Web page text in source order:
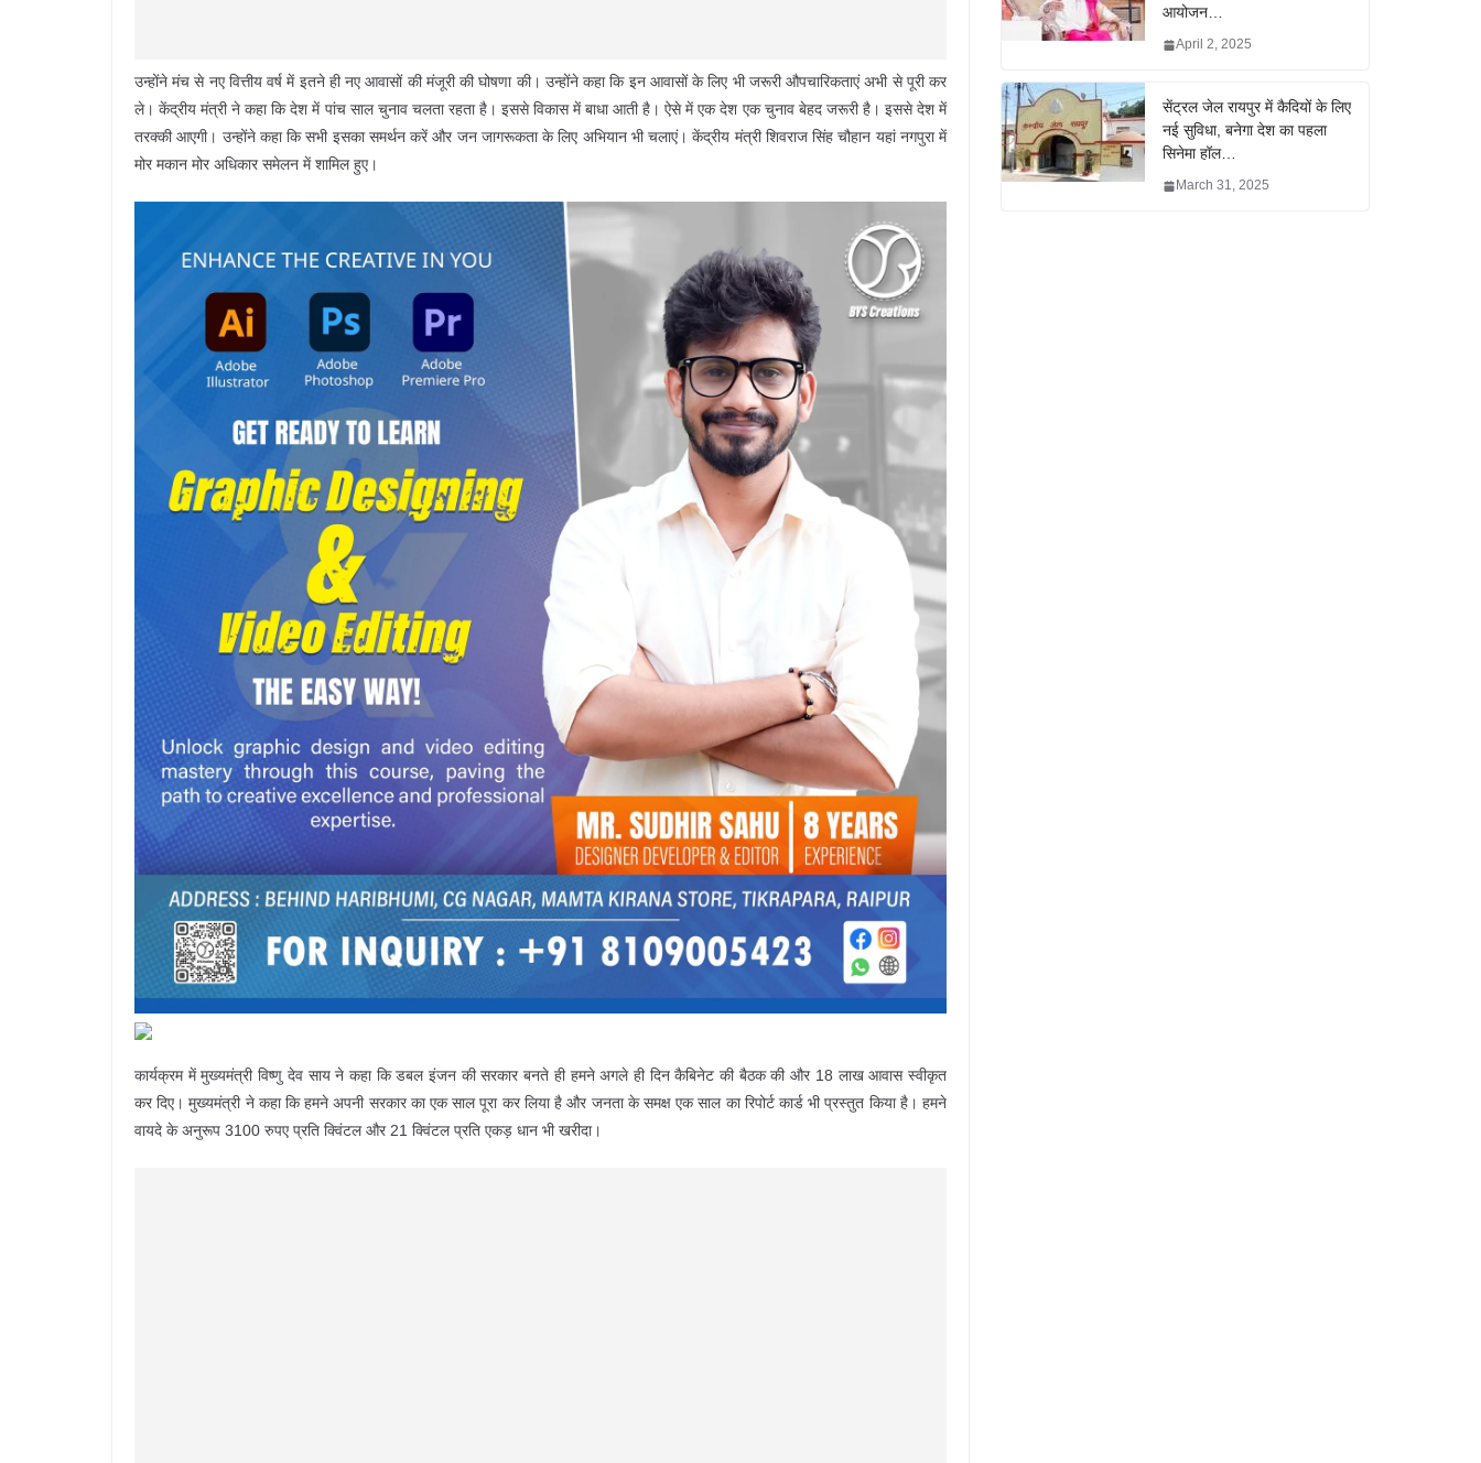
उन्होंने मंच से नए वित्तीय वर्ष में इतने ही नए आवासों की मंजूरी की घोषणा की। उन्होंने कहा कि इन आवासों के लिए भी जरूरी औपचारिकताएं अभी से पूरी कर
ले। केंद्रीय मंत्री ने कहा कि देश में पांच साल चुनाव चलता रहता है। इससे विकास में बाधा आती है। ऐसे में एक देश एक चुनाव बेहद जरूरी है। इससे देश में
तरक्की आएगी। उन्होंने कहा कि सभी इसका समर्थन करें और जन जागरूकता के लिए अभियान भी चलाएं। केंद्रीय मंत्री शिवराज सिंह चौहान यहां नगपुरा में
मोर मकान मोर अधिकार समेलन में शामिल हुए।
कार्यक्रम में मुख्यमंत्री विष्णु देव साय ने कहा कि डबल इंजन की सरकार बनते ही हमने अगले ही दिन कैबिनेट की बैठक की और 18 लाख आवास स्वीकृत
कर दिए। मुख्यमंत्री ने कहा कि हमने अपनी सरकार का एक साल पूरा कर लिया है और जनता के समक्ष एक साल का रिपोर्ट कार्ड भी प्रस्तुत किया है। हमने
वायदे के अनुरूप 3100 रुपए प्रति क्विंटल और 21 क्विंटल प्रति एकड़ धान भी खरीदा।
आयोजन…
April 2, 2025
सेंट्रल जेल रायपुर में कैदियों के लिए
नई सुविधा, बनेगा देश का पहला
सिनेमा हॉल…
March 31, 2025